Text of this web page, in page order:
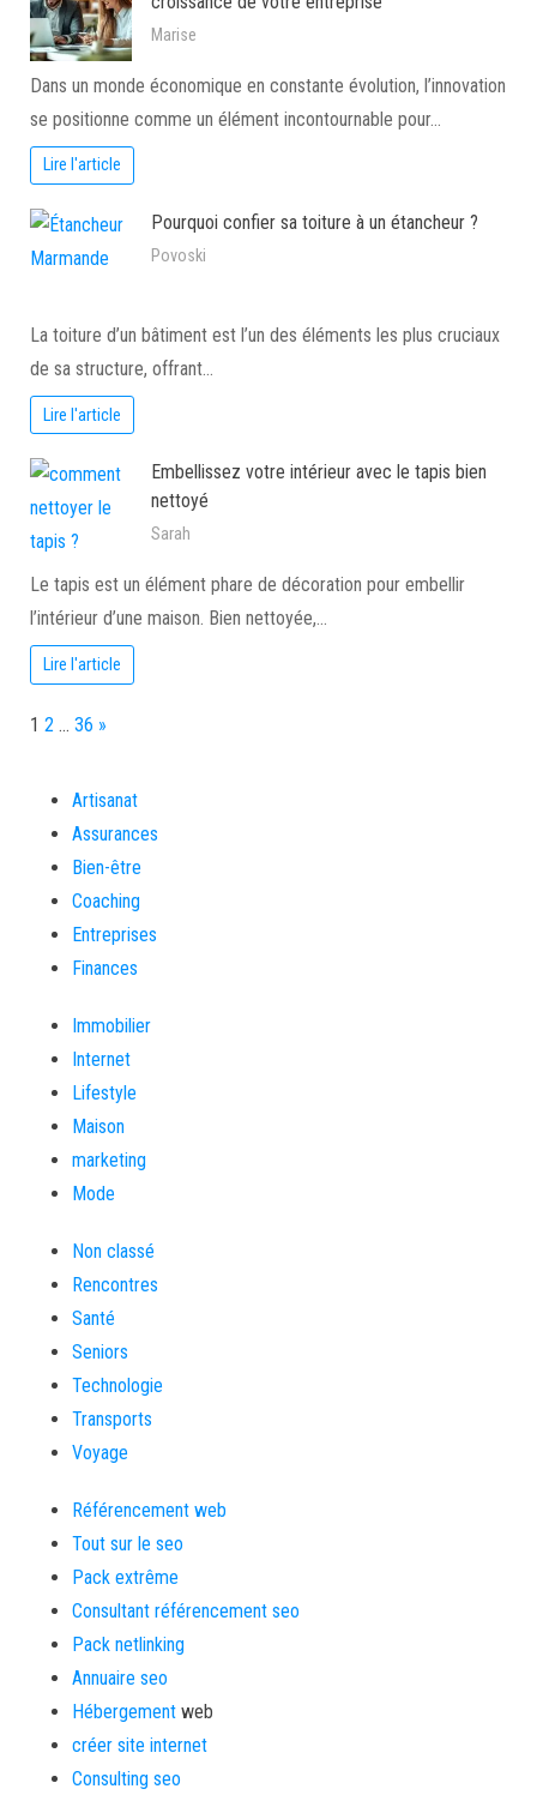
Marise
Dans un monde économique en constante évolution, l’innovation
se positionne comme un élément incontournable pour…
Lire l'article
Pourquoi confier sa toiture à un étancheur ?
Povoski
La toiture d’un bâtiment est l’un des éléments les plus cruciaux
de sa structure, offrant…
Lire l'article
Embellissez votre intérieur avec le tapis bien
nettoyé
Sarah
Le tapis est un élément phare de décoration pour embellir
l’intérieur d’une maison. Bien nettoyée,…
Lire l'article
Page:
1 2 … 36 Next
»
Artisanat
Assurances
Bien-être
Coaching
Entreprises
Finances
Immobilier
Internet
Lifestyle
Maison
marketing
Mode
Non classé
Rencontres
Santé
Seniors
Technologie
Transports
Voyage
Référencement web
Tout sur le seo
Pack extrême
Consultant référencement seo
Pack netlinking
Annuaire seo
Hébergement web
créer site internet
Consulting seo